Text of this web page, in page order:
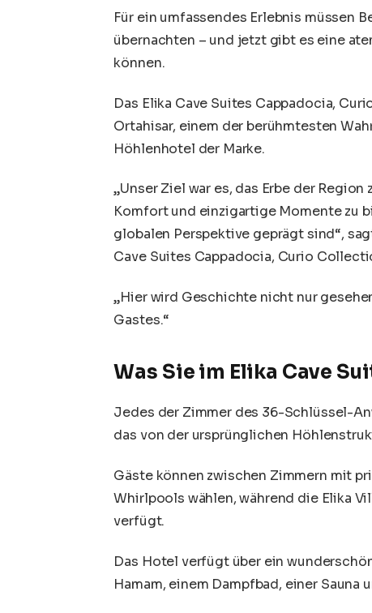
Für ein umfassendes Erlebnis müssen
übernachten – und jetzt gibt es eine
können.
Das Elika Cave Suites Cappadocia,
Ortahisar, einem der berühmtesten
Höhlenhotel der Marke.
„Unser Ziel war es, das Erbe der
Komfort und einzigartige Momente zu
globalen Perspektive geprägt sind“,
Cave Suites Cappadocia, Curio
„Hier wird Geschichte nicht nur
Gastes.“
Was Sie im Elika Cave
Jedes der Zimmer des 36-Schlüssel-
das von der ursprünglichen
Gäste können zwischen Zimmern mit
Whirlpools wählen, während die Elika
verfügt.
Das Hotel verfügt über ein
Hamam, einem Dampfbad, einer